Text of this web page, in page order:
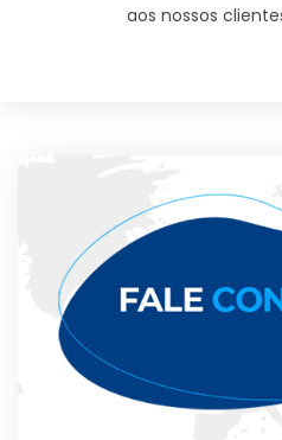
aos nossos